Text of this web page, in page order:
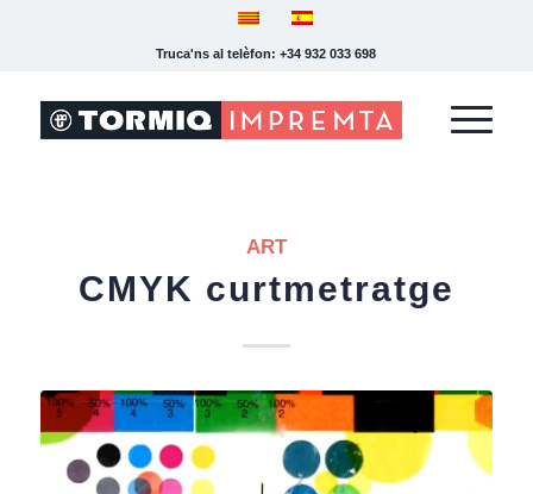
Truca'ns al telèfon: +34 932 033 698
ART
CMYK curtmetratge